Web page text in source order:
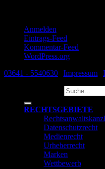
Anmelden
Eintrags-Feed
Kommentar-Feed
WordPress.org
03641 - 5540630
Impressum
RECHTSGEBIETE
Datenschutzrecht
Medienrecht
Urheberrecht
Marken
Wettbewerb